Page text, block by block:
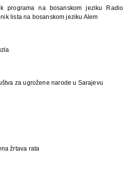
programa na bosanskom jeziku Radio
lista na bosanskom jeziku Alem
za ugrožene narode u Sarajevu
žrtava rata